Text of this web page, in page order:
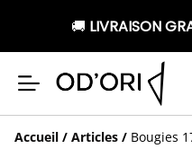
🚚 LIVRAISON
Accueil / Articles / Bougies